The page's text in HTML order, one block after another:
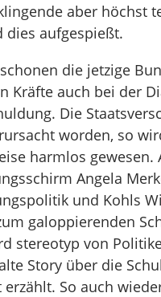
aber höchst
dies aufgespießt.
die jetzige
Kräfte auch bei der
Die
worden, so
harmlos
Angela
und Kohls
galoppierenden
stereotyp von
Story über die
So auch